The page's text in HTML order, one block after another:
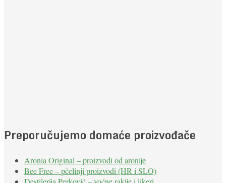
Preporučujemo domaće proizvođače
Aronia Original – proizvodi od aronije
Bee Free – pčelinji proizvodi (HR i SLO)